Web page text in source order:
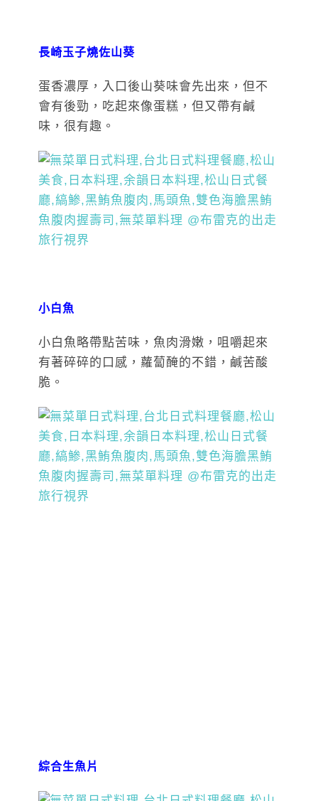
長崎玉子燒佐山葵
蛋香濃厚，入口後山葵味會先出來，但不
會有後勁，吃起來像蛋糕，但又帶有鹹
味，很有趣。
小白魚
小白魚略帶點苦味，魚肉滑嫩，咀嚼起來
有著碎碎的口感，蘿蔔醃的不錯，鹹苦酸
脆。
綜合生魚片